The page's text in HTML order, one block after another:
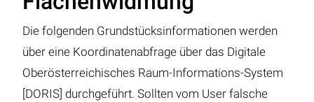
Die folgenden Grundstücksinformationen werden
über eine Koordinatenabfrage über das Digitale
Oberösterreichisches Raum-Informations-System
[DORIS] durchgeführt. Sollten vom User falsche